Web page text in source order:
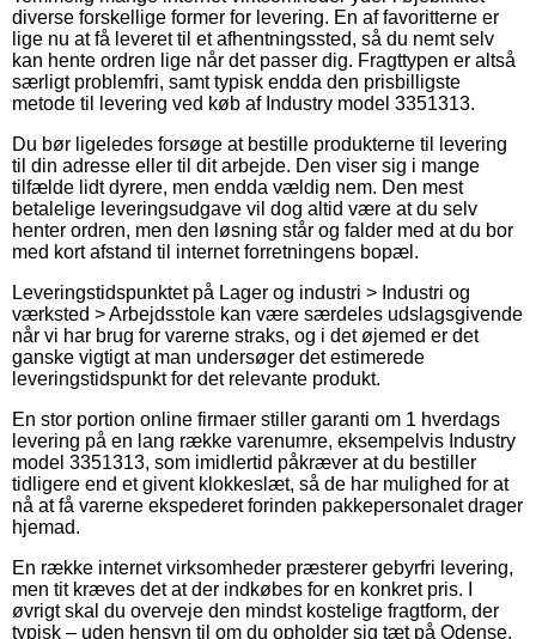
diverse forskellige former for levering. En af favoritterne er
lige nu at få leveret til et afhentningssted, så du nemt selv
kan hente ordren lige når det passer dig. Fragttypen er altså
særligt problemfri, samt typisk endda den prisbilligste
metode til levering ved køb af Industry model 3351313.
Du bør ligeledes forsøge at bestille produkterne til levering
til din adresse eller til dit arbejde. Den viser sig i mange
tilfælde lidt dyrere, men endda vældig nem. Den mest
betalelige leveringsudgave vil dog altid være at du selv
henter ordren, men den løsning står og falder med at du bor
med kort afstand til internet forretningens bopæl.
Leveringstidspunktet på Lager og industri > Industri og
værksted > Arbejdsstole kan være særdeles udslagsgivende
når vi har brug for varerne straks, og i det øjemed er det
ganske vigtigt at man undersøger det estimerede
leveringstidspunkt for det relevante produkt.
En stor portion online firmaer stiller garanti om 1 hverdags
levering på en lang række varenumre, eksempelvis Industry
model 3351313, som imidlertid påkræver at du bestiller
tidligere end et givent klokkeslæt, så de har mulighed for at
nå at få varerne ekspederet forinden pakkepersonalet drager
hjemad.
En række internet virksomheder præsterer gebyrfri levering,
men tit kræves det at der indkøbes for en konkret pris. I
øvrigt skal du overveje den mindst kostelige fragtform, der
typisk – uden hensyn til om du opholder sig tæt på Odense,